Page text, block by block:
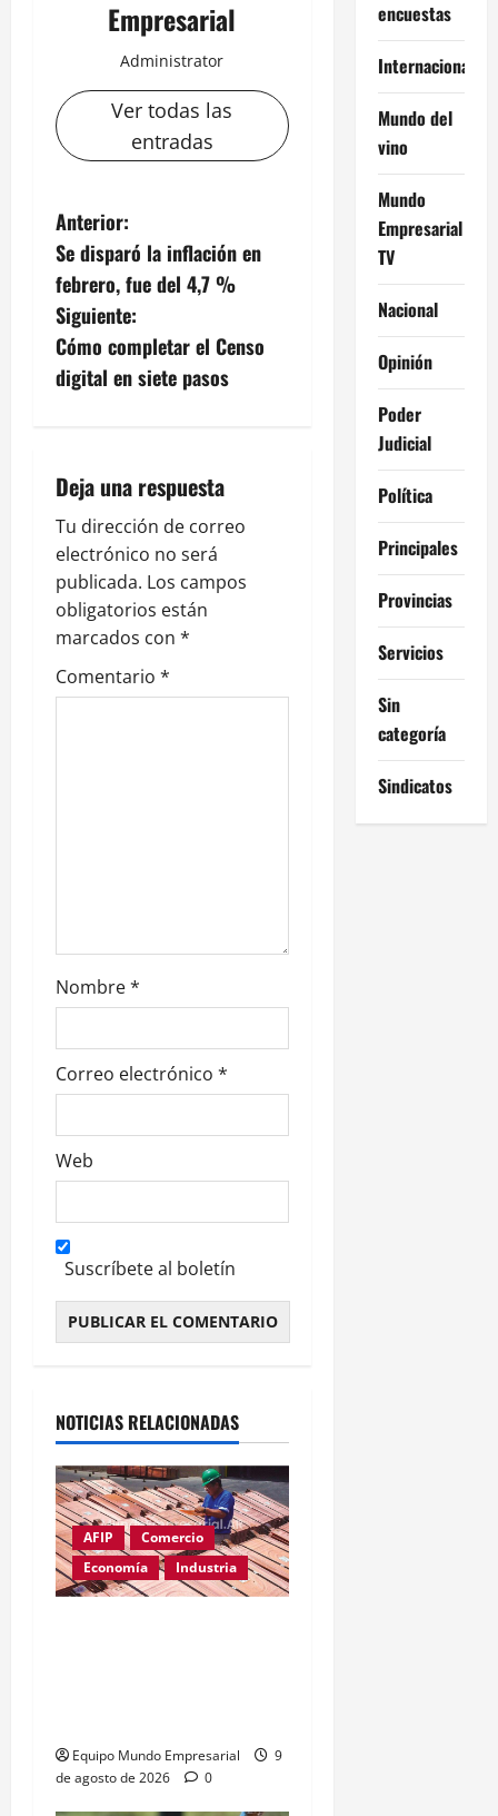
Empresarial
Administrator
Ver todas las
entradas
N
a
v
e
c
i
ó
n
d
a
d
a
Anterior:
Se disparó la inflación en
febrero, fue del 4,7 %
Siguiente:
Cómo completar el Censo
digital en siete pasos
Deja una respuesta
Tu dirección de correo
electrónico no será
publicada. Los campos
obligatorios están
marcados con *
Comentario *
Nombre*
Correo electrónico *
Web
Suscríbete al boletín
NOTICIAS RELACIONADAS
AFIP
Comercio
Economía
Industria
Equipo Mundo Empresarial
9
de agosto de 2026
0
encuestas
Internacional
Mundo del
vino
Mundo
Empresarial
TV
Nacional
Opinión
Poder
Judicial
Política
Principales
Provincias
Servicios
Sin
categoría
Sindicatos